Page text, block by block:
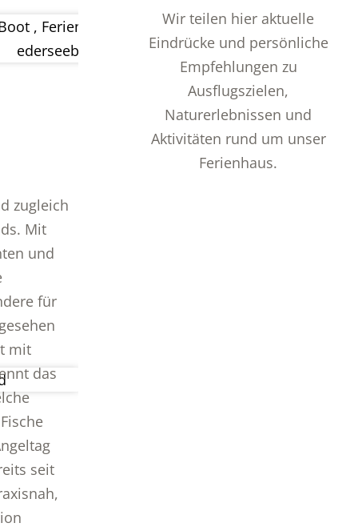
zugleich
Mit
und
für
mit
das
seit
Wir teilen hier aktuelle
Eindrücke und persönliche
Empfehlungen zu
Ausflugszielen,
Naturerlebnissen und
Aktivitäten rund um unser
Ferienhaus.